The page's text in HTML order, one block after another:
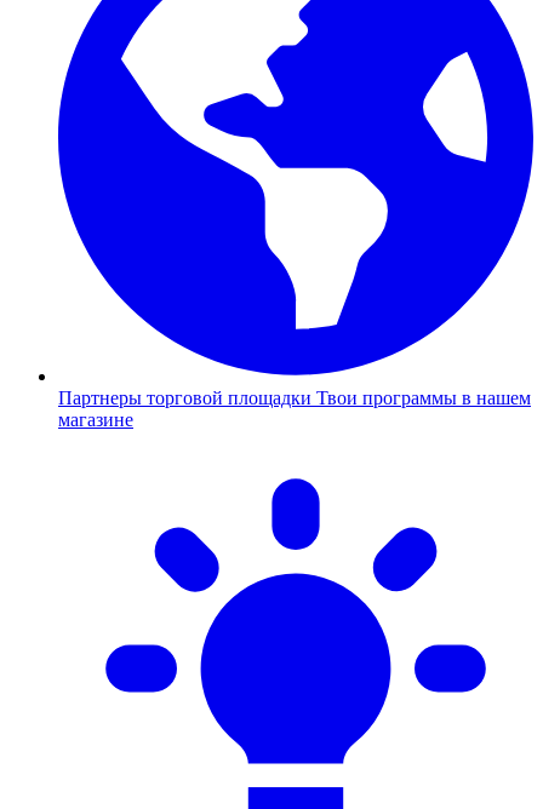
Партнеры торговой площадки Твои программы в нашем
магазине